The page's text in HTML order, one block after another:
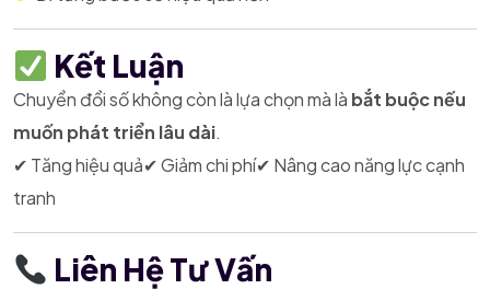
Kết Luận
Chuyển đổi số không còn là lựa chọn mà là bắt buộc nếu
muốn phát triển lâu dài.
✔ Tăng hiệu quả✔ Giảm chi phí✔ Nâng cao năng lực cạnh
tranh
Liên Hệ Tư Vấn